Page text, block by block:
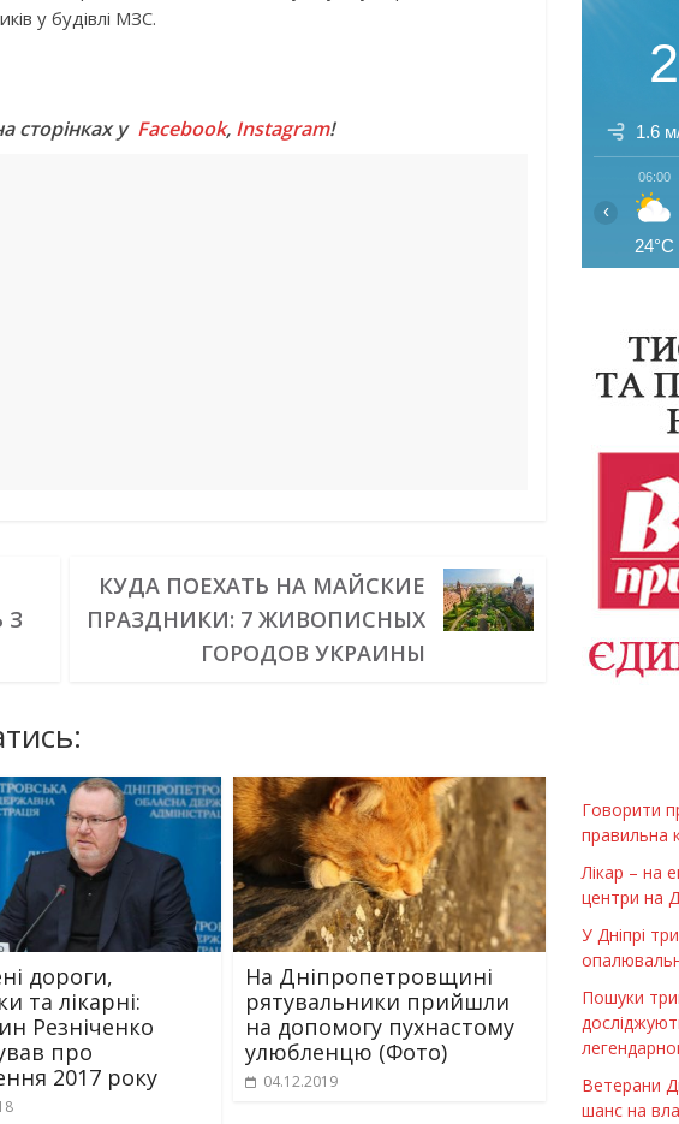
у будівлі МЗС.
сторінках у Facebook, Instagram!
З
КУДА ПОЕХАТЬ НА МАЙСКИЕ
ПРАЗДНИКИ: 7 ЖИВОПИСНЫХ
ГОРОДОВ УКРАИНЫ
дороги,
та лікарні:
Резніченко
про
2017 року
На Дніпропетровщині
рятувальники прийшли
на допомогу пухнастому
улюбленцю (Фото)
04.12.2019
1.6
06:00
24°C
‹
Говорити
правильна
Лікар – на
центри на
У Дніпрі
Пошуки
Ветерани
шанс на